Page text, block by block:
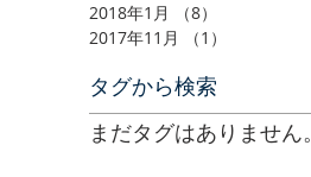
2018年1月
（8）
2017年11月
（1）
タグから検索
まだタグはありません。